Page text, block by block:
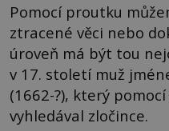
Pomocí proutku
ztracené věci nebo
úroveň má být tou
v 17. století muž
(1662-?), který
vyhledával zločince.